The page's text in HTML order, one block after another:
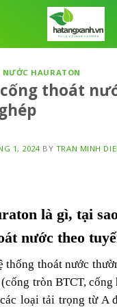
HAURATON
thoát
1, 2024BY TRAN MINH
là gì, tại
nước theo
thống thoát nước
tròn BTCT, cống
loại tải trọng từ A